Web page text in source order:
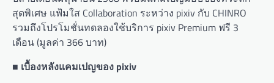
สุดพิเศษ แฟ้มใส Collaboration ระหว่าง pixiv กับ CHINRO
รวมถึงโปรโมชั่นทดลองใช้บริการ pixiv Premium ฟรี 3
เดือน (มูลค่า 366 บาท)
■ เบื้องหลังแคมเปญของ pixiv